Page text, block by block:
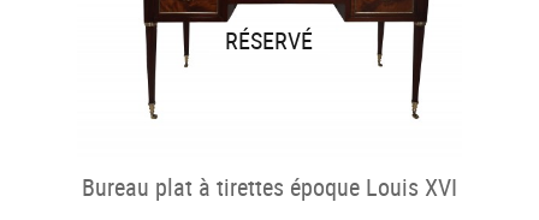
RÉSERVÉ
Bureau plat à tirettes époque Louis XVI